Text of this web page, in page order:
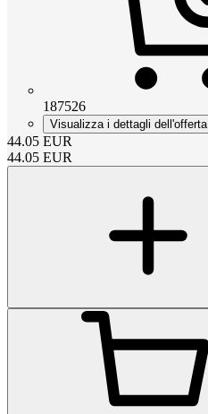
187526
Visualizza i dettagli dell'offerta
44.05 EUR
44.05 EUR